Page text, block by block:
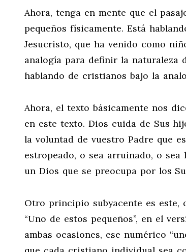
Ahora, tenga en mente que el
pequeños físicamente. Está
Jesucristo, que ha venido como
analogía para definir la naturaleza
hablando de cristianos bajo la
Ahora, el texto básicamente nos
en este texto. Dios cuida de Sus
la voluntad de vuestro Padre que
estropeado, o sea arruinado, o sea
un Dios que se preocupa por los
Otro principio subyacente es este,
“Uno de estos pequeños”, en el
ambas ocasiones, ese numérico